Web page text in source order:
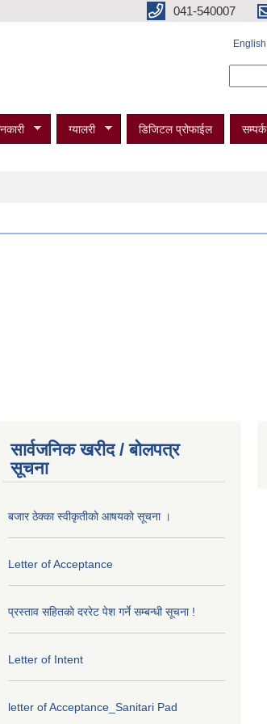
041-540007
English
ग्यालरी डिजिटल प्रोफाईल सम्पर्क
सार्वजनिक खरीद / बोलपत्र
सूचना
बजार ठेक्का स्वीकृतीकाे आषयकाे सूचना ।
Letter of Acceptance
प्रस्ताव सहितकाे दररेट पेश गर्ने सम्बन्धी सूचना !
Letter of Intent
letter of Acceptance_Sanitari Pad